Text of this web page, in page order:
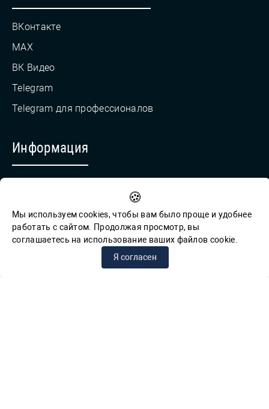
ВКонтакте
MAX
ВК Видео
Telegram
Telegram для профессионалов
Информация
Обратная связь для сообщений о фактах коррупции
© СПб ГБУК ГСЦБС, 2012-2026 гг.
🍪
Мы используем cookies, чтобы вам было проще и удобнее
работать с сайтом. Продолжая просмотр, вы
соглашаетесь на использование ваших файлов cookie.
Я согласен